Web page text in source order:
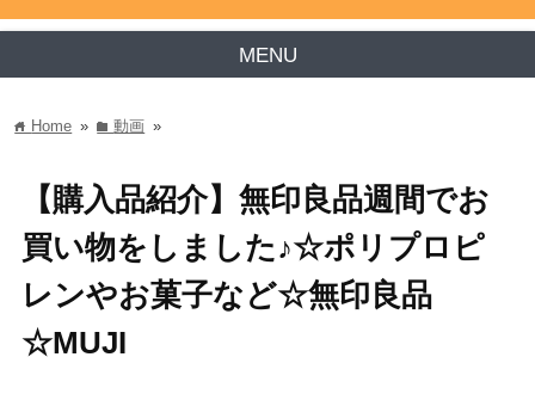
MENU
home Home » folder動画 »
【購入品紹介】無印良品週間でお
買い物をしました♪☆ポリプロピ
レンやお菓子など☆無印良品
☆MUJI